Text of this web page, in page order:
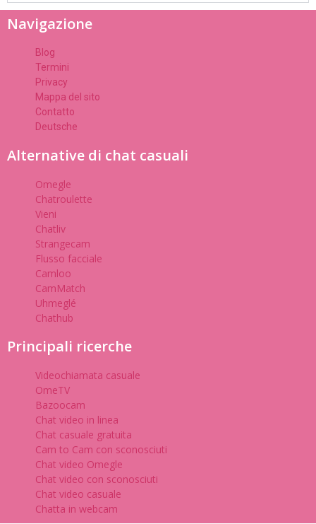
Navigazione
Blog
Termini
Privacy
Mappa del sito
Contatto
Deutsche
Alternative di chat casuali
Omegle
Chatroulette
Vieni
Chatliv
Strangecam
Flusso facciale
Camloo
CamMatch
Uhmeglé
Chathub
Principali ricerche
Videochiamata casuale
OmeTV
Bazoocam
Chat video in linea
Chat casuale gratuita
Cam to Cam con sconosciuti
Chat video Omegle
Chat video con sconosciuti
Chat video casuale
Chatta in webcam